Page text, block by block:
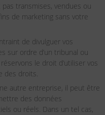
transmises, vendues ou
de marketing sans votre
de divulguer vos
sur ordre d’un tribunal ou
le droit d’utiliser vos
des droits.
autre entreprise, il peut être
des données
ou réels. Dans un tel cas,